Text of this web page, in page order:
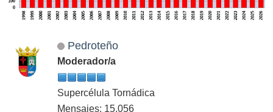
Pedroteño
Moderador/a
Supercélula Tornádica
Mensajes: 15,056